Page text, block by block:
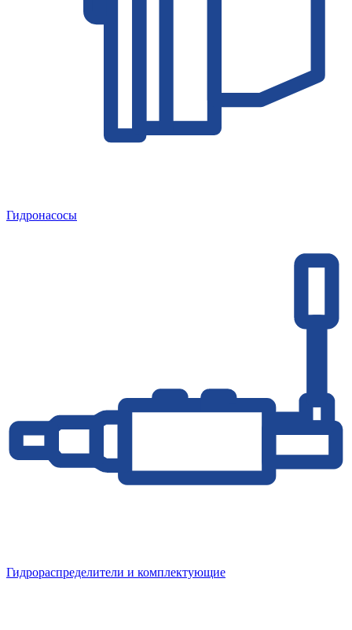
Гидронасосы
Гидрораспределители и комплектующие